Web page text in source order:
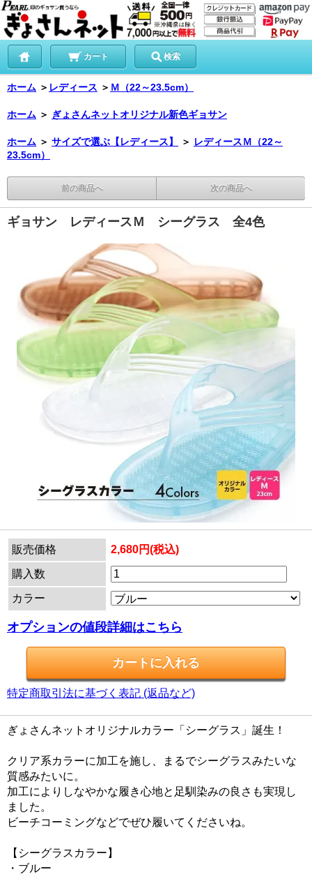
カート 検索
ホーム ＞ レディース ＞ Ｍ（22～23.5cm）
ホーム ＞ ぎょさんネットオリジナル新色ギョサン
ホーム ＞ サイズで選ぶ【レディース】 ＞ レディースＭ（22～
23.5cm）
前の商品へ 次の商品へ
ギョサン レディースＭ シーグラス 全4色
販売価格 2,680円(税込)
購入数
カラー
オプションの値段詳細はこちら
特定商取引法に基づく表記 (返品など)
ぎょさんネットオリジナルカラー「シーグラス」誕生！
クリア系カラーに加工を施し、まるでシーグラスみたいな
質感みたいに。
加工によりしなやかな履き心地と足馴染みの良さも実現し
ました。
ビーチコーミングなどでぜひ履いてくださいね。
【シーグラスカラー】
・ブルー